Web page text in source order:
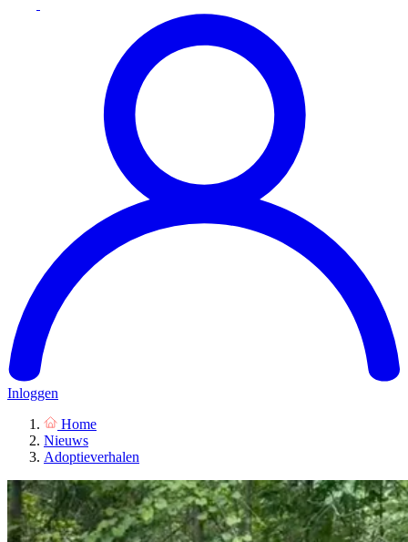
Inloggen
Home
Nieuws
Adoptieverhalen